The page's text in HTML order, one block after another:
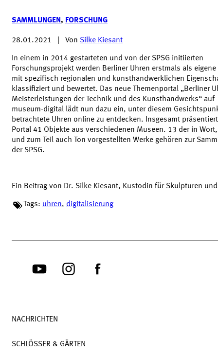
SAMMLUNGEN, FORSCHUNG
28.01.2021 Von Silke Kiesant
In einem in 2014 gestarteten und von der SPSG initiierten
Forschungsprojekt werden Berliner Uhren erstmals als eigene
mit spezifisch regionalen und kunsthandwerklichen
klassifiziert und bewertet. Das neue Themenportal „Berliner
Meisterleistungen der Technik und des Kunsthandwerks“ auf
museum-digital lädt nun dazu ein, unter diesem
betrachtete Uhren online zu entdecken. Insgesamt
Portal 41 Objekte aus verschiedenen Museen. 13 der in
und zum Teil auch Ton vorgestellten Werke gehören zur
der SPSG.
Ein Beitrag von Dr. Silke Kiesant, Kustodin für Skulpturen
Tags: uhren, digitalisierung
NACHRICHTEN
SCHLÖSSER & GÄRTEN